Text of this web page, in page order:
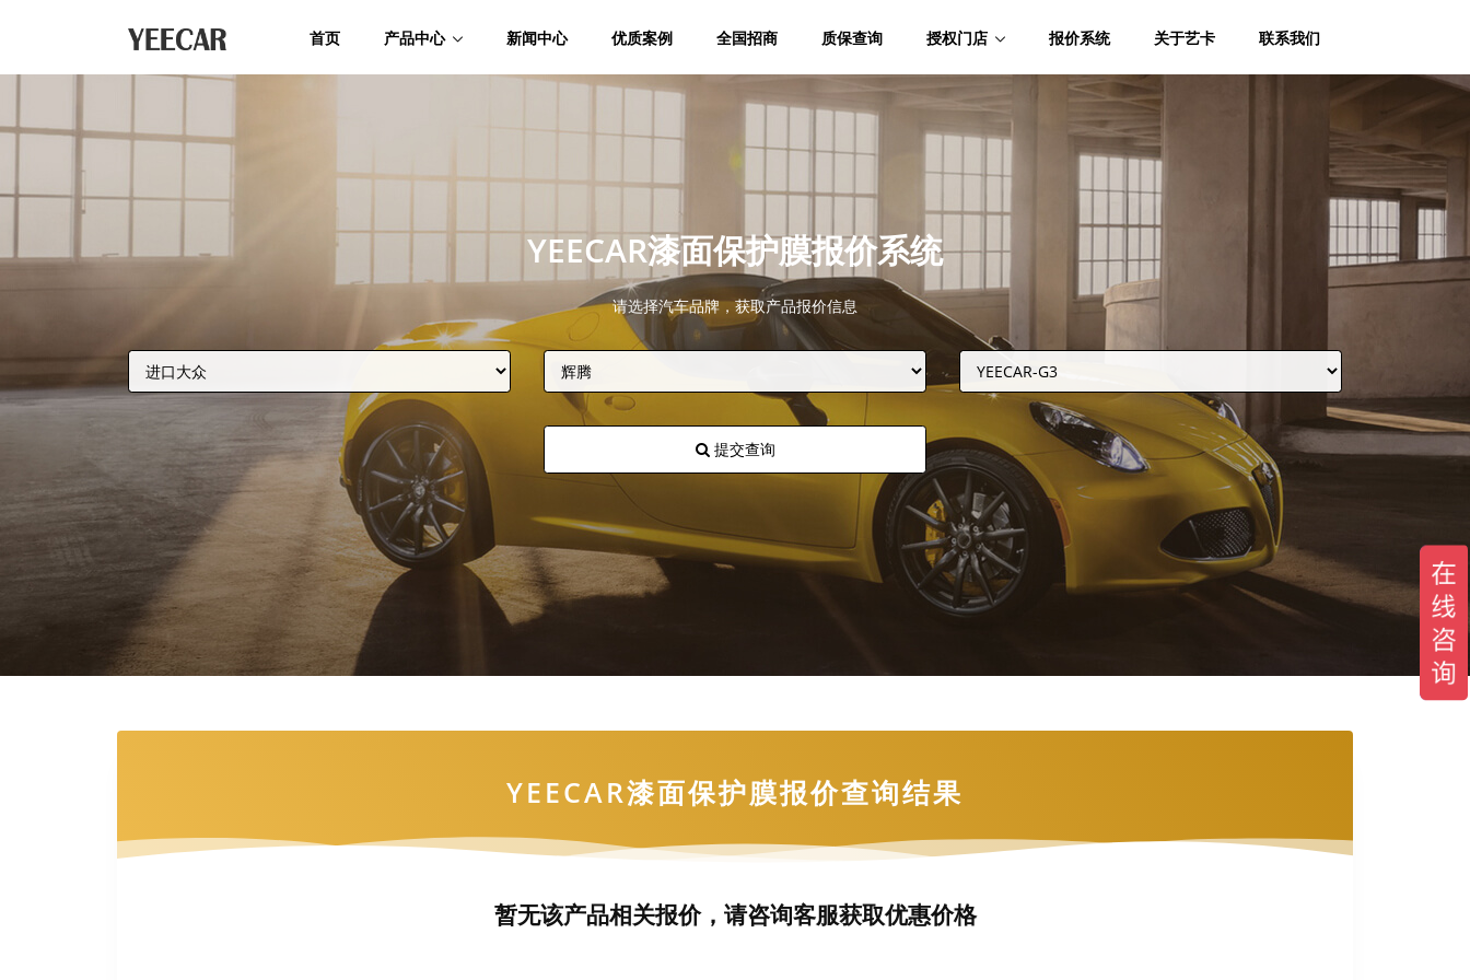
首页 产品中心 新闻中心 优质案例 全国招商 质保查询 授权门店 报价系统 关于艺卡 联系我们
YEECAR漆面保护膜报价系统
请选择汽车品牌，获取产品报价信息
提交查询
YEECAR漆面保护膜报价查询结果
暂无该产品相关报价，请咨询客服获取优惠价格